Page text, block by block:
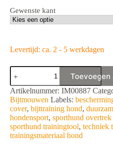
Gewenste kant
Levertijd: ca. 2 - 5 werkdagen
SPORTHUND
overtrek
voor
bijtmouw
YAVIEBUS
aantal
Toevoegen
A
l
t
e
r
n
Artikelnummer: IM00887
Bijtmouwen Labels:
cover, bijttraining hond,
hondensport, sporthund
sporthund trainingtool, techniek
trainingsmateriaal hond